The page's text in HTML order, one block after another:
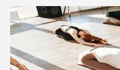
للآباء